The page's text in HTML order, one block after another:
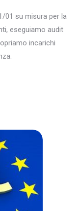
01 su misura per la
eseguiamo audit
incarichi